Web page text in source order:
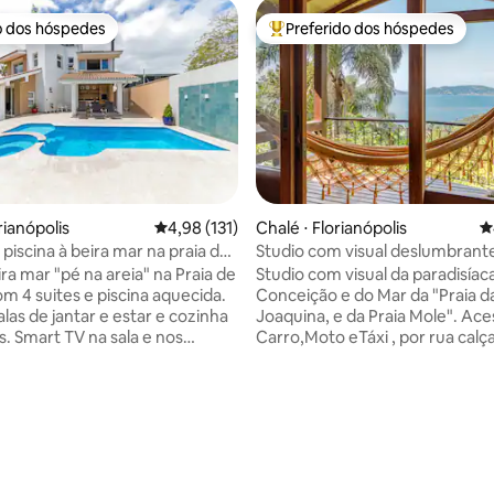
de 5, 207 avaliações
dos hóspedes
dos hóspedes
4,98 de uma avaliação média de 5, 131
4,98 (131)
à beira mar na praia de
mar "pé na areia" na Praia de
4 suites e piscina aquecida.
de jantar e estar e cozinha
Entre os melhores preferidos
Preferido dos hóspedes
Chalé ⋅ Florianópolis
Studio com visual deslumbrante da
Lagoa e do Mar.
Studio com visual da paradisíaca Lagoa da
Conceição e do Mar da "Praia
Joaquina, e da Praia Mole".
Carro,Moto eTáxi , por rua